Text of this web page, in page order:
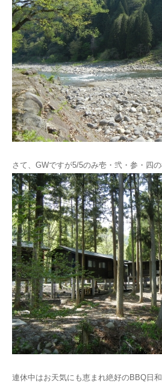
さて、GWですが5/5のみ壱・弐・参・四の
連休中はお天気にも恵まれ絶好のBBQ日和